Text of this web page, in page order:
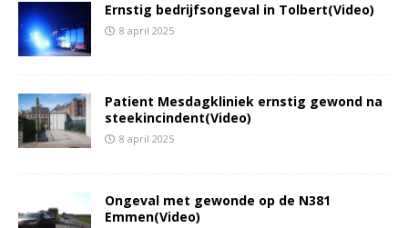
Ernstig bedrijfsongeval in Tolbert(Video)
8 april 2025
Patient Mesdagkliniek ernstig gewond na
steekincindent(Video)
8 april 2025
Ongeval met gewonde op de N381
Emmen(Video)